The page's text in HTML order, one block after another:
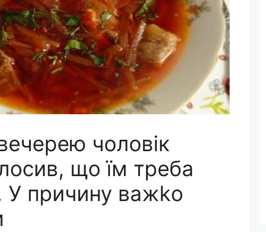
чоловік
що їм треба
У причину важkо